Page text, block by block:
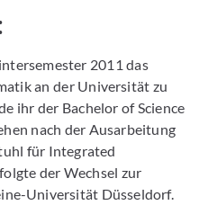
:
2011 das
an der Universität zu
ihr der Bachelor of Science
nach der Ausarbeitung
für Integrated
der Wechsel zur
Universität Düsseldorf.